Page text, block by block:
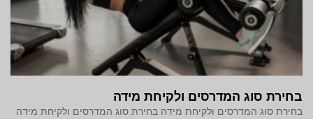
בחירת סוג המדרסים ולקיחת מידה
בחירת סוג המדרסים ולקיחת מידה בחירת סוג המדרסים ולקיחת מידה